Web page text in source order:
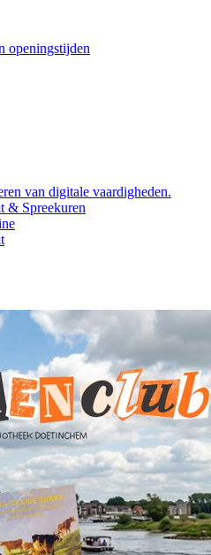
openingstijden
van digitale vaardigheden.
& Spreekuren